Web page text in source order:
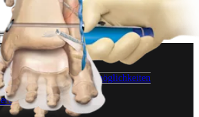
Ihnen helfen?
und Schulungsmöglichkeiten